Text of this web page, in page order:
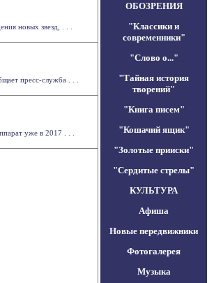
новых звезд, . . .
пресс-служба . . .
уже в 2017 . . .
ОБОЗРЕНИЯ
"Классики и
современники"
"Слово о..."
"Тайная история
творений"
"Книга писем"
"Кошачий ящик"
"Золотые прииски"
"Сердитые стрелы"
КУЛЬТУРА
Афиша
Новые передвижники
Фотогалерея
Музыка